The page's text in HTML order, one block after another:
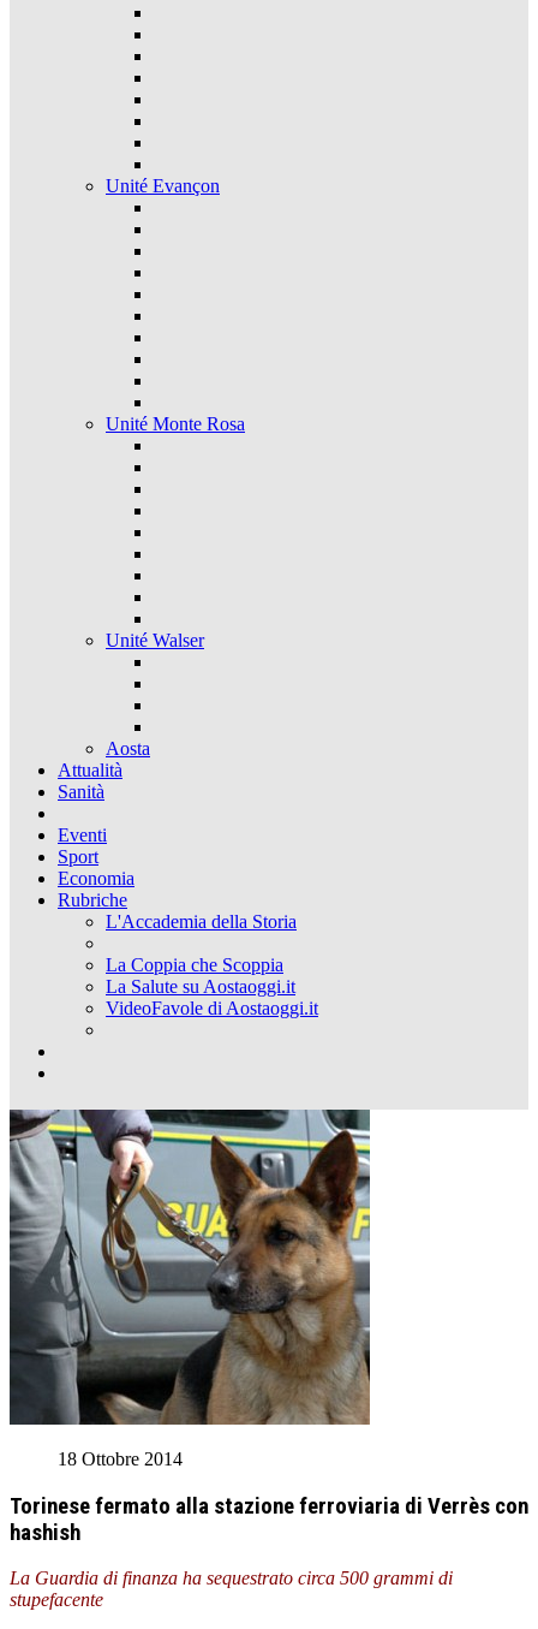
Unité Evançon
Unité Monte Rosa
Unité Walser
Aosta
Attualità
Sanità
Eventi
Sport
Economia
Rubriche
L'Accademia della Storia
La Coppia che Scoppia
La Salute su Aostaoggi.it
VideoFavole di Aostaoggi.it
18 Ottobre 2014
Torinese fermato alla stazione ferroviaria di Verrès con
hashish
La Guardia di finanza ha sequestrato circa 500 grammi di
stupefacente